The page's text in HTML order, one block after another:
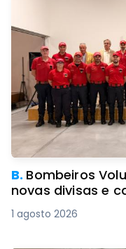
B. Bombeiros
novas divisas e
1 agosto 2026